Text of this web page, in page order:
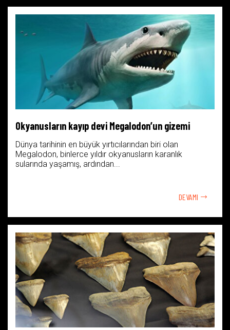
Okyanusların kayıp devi Megalodon’un gizemi
Dünya tarihinin en büyük yırtıcılarından biri olan
Megalodon, binlerce yıldır okyanusların karanlık
sularında yaşamış, ardından...
DEVAMI